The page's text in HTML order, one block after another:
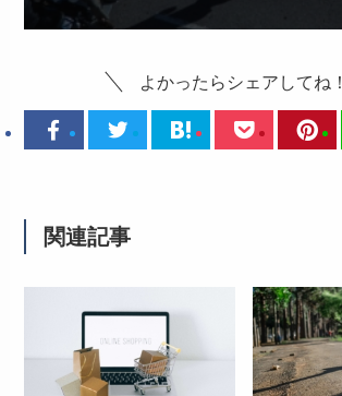
よかったらシェアしてね！
関連記事